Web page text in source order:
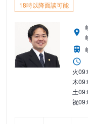
18時以降面談可能
火
木
土
祝